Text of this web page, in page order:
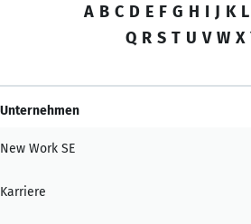
A B C D E F G H I J K L
Q R S T U V W X
Unternehmen
New Work SE
Karriere